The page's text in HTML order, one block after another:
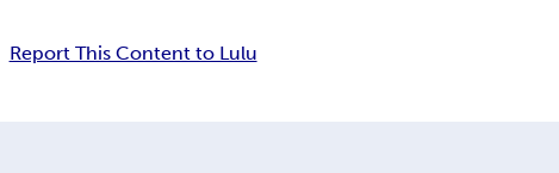
Report This Content to Lulu